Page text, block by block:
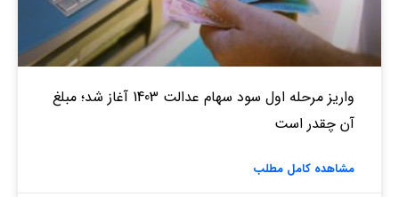
واریز مرحله اول سود سهام عدالت 1403 آغاز شد؛ مبلغ
آن چقدر است
مشاهده کامل مطلب